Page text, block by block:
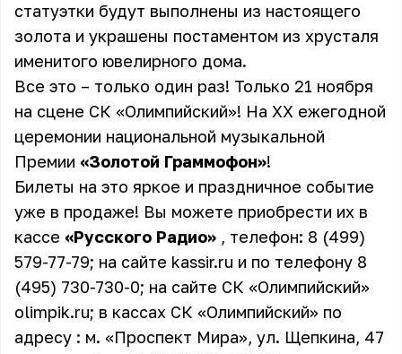
статуэтки будут выполнены из настоящего
золота и украшены постаментом из хрусталя
именитого ювелирного дома.
Все это – только один раз! Только 21 ноября
на сцене СК «Олимпийский»! На XX ежегодной
церемонии национальной музыкальной
Премии «Золотой Граммофон»!
Билеты на это яркое и праздничное событие
уже в продаже! Вы можете приобрести их в
кассе «Русского Радио» , телефон: 8 (499)
579-77-79; на сайте kassir.ru и по телефону 8
(495) 730-730-0; на сайте СК «Олимпийский»
olimpik.ru; в кассах СК «Олимпийский» по
адресу : м. «Проспект Мира», ул. Щепкина, 47